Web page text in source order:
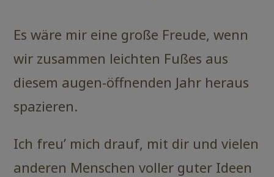
Es wäre mir eine große Freude, wenn
wir zusammen leichten Fußes aus
diesem augen-öffnenden Jahr heraus
spazieren.
Ich freu’ mich drauf, mit dir und vielen
anderen Menschen voller guter Ideen